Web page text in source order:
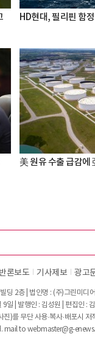
HD현대, 필리핀 함
美 원유 수출 급감에
박지수 아나
초보자도 반
론보도 기사제보 광고
딩 2층 | 법인명 : (주)그린미디
일 | 발행인 : 김성원 | 편집인 :
)를 무단 사용·복사·배포시
mail to webmaster@g-